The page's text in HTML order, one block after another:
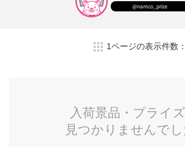
@namco_prize
1ページの表示件数：